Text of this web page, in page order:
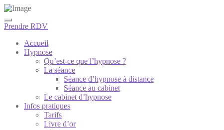
Prendre RDV
Accueil
Hypnose
Qu’est-ce que l’hypnose ?
La séance
Séance d’hypnose à distance
Séance au cabinet
Le cabinet d’hypnose
Infos pratiques
Tarifs
Livre d’or